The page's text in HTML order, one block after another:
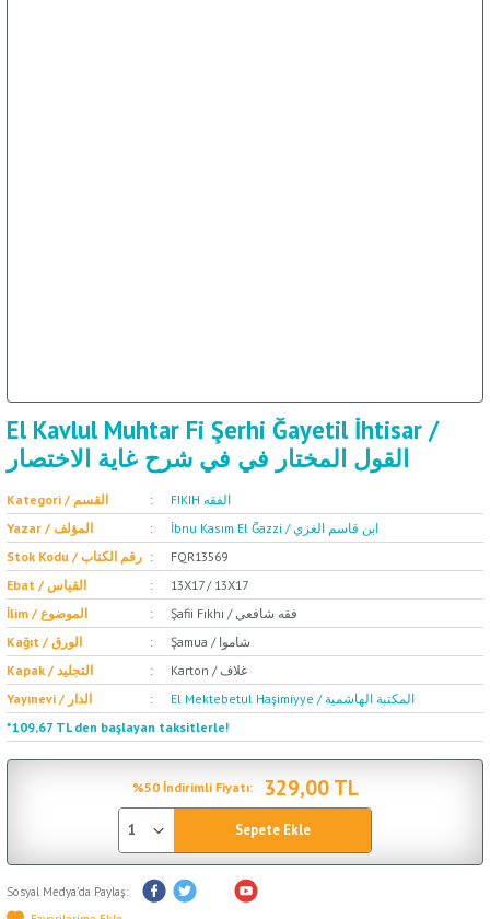
El Kavlul Muhtar Fi Şerhi Ğayetil İhtisar /
القول المختار في في شرح غاية الاختصار
Kategori / القسم
FIKIH الفقه
Yazar / المؤلف
İbnu Kasım El Ğazzi / ابن قاسم الغزي
Stok Kodu / رقم الكتاب
FQR13569
Ebat / القياس
13X17 / 13X17
İlim / الموضوع
Şafii Fıkhı / فقه شافعي
Kağıt / الورق
Şamua / شاموا
Kapak / التجليد
Karton / غلاف
Yayınevi / الدار
El Mektebetul Haşimiyye / المكتبة الهاشمية
*109,67 TL den başlayan taksitlerle!
%50 İndirimli Fiyatı: 329,00 TL
Sepete Ekle
Sosyal Medya'da Paylaş: